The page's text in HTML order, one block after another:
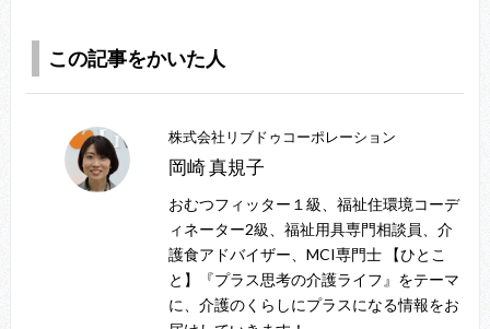
この記事をかいた人
株式会社リブドゥコーポレーション
岡崎 真規子
おむつフィッター１級、福祉住環境コーデ
ィネーター2級、福祉用具専門相談員、介
護食アドバイザー、MCI専門士 【ひとこ
と】『プラス思考の介護ライフ』をテーマ
に、介護のくらしにプラスになる情報をお